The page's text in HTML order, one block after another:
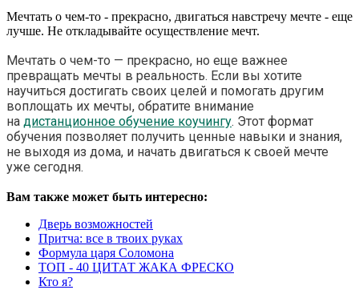
Мечтать о чем-то - прекрасно, двигаться навстречу мечте - еще
лучше. Не откладывайте осуществление мечт.
Мечтать о чем-то — прекрасно, но еще важнее
превращать мечты в реальность. Если вы хотите
научиться достигать своих целей и помогать другим
воплощать их мечты, обратите внимание
на дистанционное обучение коучингу. Этот формат
обучения позволяет получить ценные навыки и знания,
не выходя из дома, и начать двигаться к своей мечте
уже сегодня.
Вам также может быть интересно:
Дверь возможностей
Притча: все в твоих руках
Формула царя Соломона
ТОП - 40 ЦИТАТ ЖАКА ФРЕСКО
Кто я?